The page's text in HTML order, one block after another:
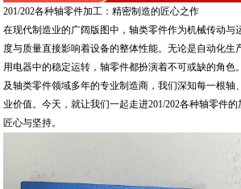
201/202各种轴零件加工：精密制造的匠心之作
在现代制造业的广阔版图中，轴类零件作为机械传动与
度与质量直接影响着设备的整体性能。无论是自动化生
用电器中的稳定运转，轴零件都扮演着不可或缺的角色
及轴类零件领域多年的专业制造商，我们深知每一根轴
业价值。今天，就让我们一起走进201/202各种轴零件
匠心与坚持。